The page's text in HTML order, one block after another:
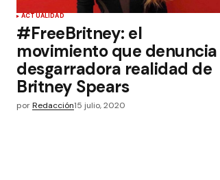
ACTUALIDAD
#FreeBritney: el
movimiento que
desgarradora realidad de
Britney Spears
porRedacción15 julio, 2020